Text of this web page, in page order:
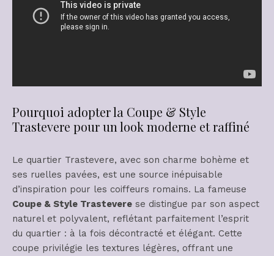
Pourquoi adopter la Coupe & Style
Trastevere pour un look moderne et raffiné
Le quartier Trastevere, avec son charme bohème et
ses ruelles pavées, est une source inépuisable
d’inspiration pour les coiffeurs romains. La fameuse
Coupe & Style Trastevere se distingue par son aspect
naturel et polyvalent, reflétant parfaitement l’esprit
du quartier : à la fois décontracté et élégant. Cette
coupe privilégie les textures légères, offrant une